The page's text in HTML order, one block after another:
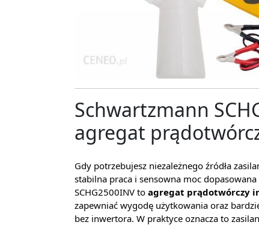
Schwartzmann
agregat
Gdy potrzebujesz niezależnego źródła
stabilna praca i sensowna moc
SCHG2500INV to agregat prądotwórczy
zapewniać wygodę użytkowania oraz
bez inwertora. W praktyce oznacza to